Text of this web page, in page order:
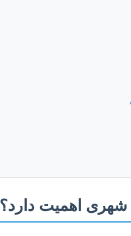
شهری اهمیت دارد؟